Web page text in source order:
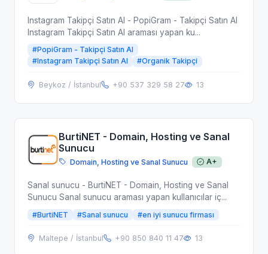
Instagram Takipçi Satın Al - PopiGram - Takipçi Satın Al
Instagram Takipçi Satın Al araması yapan ku...
#PopiGram - Takipçi Satın Al
#Instagram Takipçi Satın Al
#Organik Takipçi
Beykoz / İstanbul +90 537 329 58 27 13
BurtiNET - Domain, Hosting ve Sanal
Sunucu
Domain, Hosting ve Sanal Sunucu A+
Sanal sunucu - BurtiNET - Domain, Hosting ve Sanal
Sunucu Sanal sunucu araması yapan kullanıcılar iç...
#BurtiNET #Sanal sunucu #en iyi sunucu firması
Maltepe / İstanbul +90 850 840 11 47 13